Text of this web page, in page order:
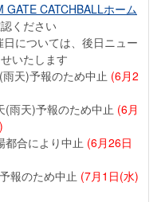
GATE CATCHBALLホーム
ください
については、後日ニュー
いたします
天)予報のため中止 (6月2
(雨天)予報のため中止 (6月
都合により中止 (6月26日
報のため中止 (7月1日(水)